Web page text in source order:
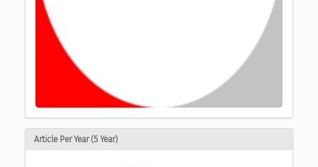
Article Per Year (5 Year)